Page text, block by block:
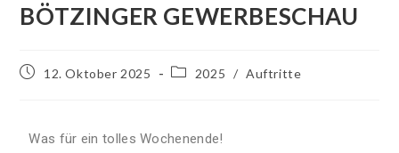
BÖTZINGER GEWERBESCHAU
12. Oktober 2025 2025 / Auftritte
Was für ein tolles Wochenende!